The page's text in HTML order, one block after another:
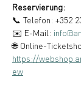
Reservierung:
📞 Telefon: +352
✉️ E-Mail:
🌐 Online-
https://
ew